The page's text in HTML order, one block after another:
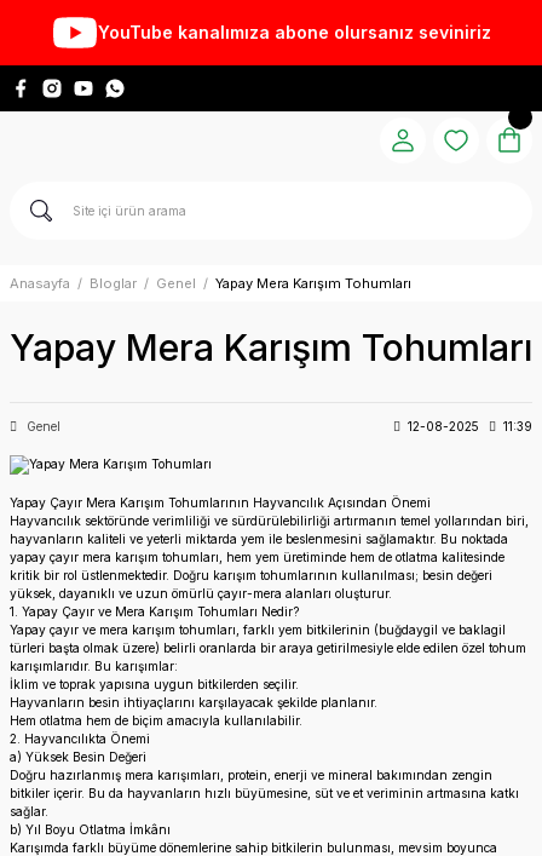
YouTube kanalımıza abone olursanız seviniriz
Anasayfa Bloglar Genel Yapay Mera Karışım Tohumları
Yapay Mera Karışım Tohumları
Genel 12-08-2025 11:39
Yapay Çayır Mera Karışım Tohumlarının Hayvancılık Açısından Önemi
Hayvancılık sektöründe verimliliği ve sürdürülebilirliği artırmanın temel yollarından biri,
hayvanların kaliteli ve yeterli miktarda yem ile beslenmesini sağlamaktır. Bu noktada
yapay çayır mera karışım tohumları, hem yem üretiminde hem de otlatma kalitesinde
kritik bir rol üstlenmektedir. Doğru karışım tohumlarının kullanılması; besin değeri
yüksek, dayanıklı ve uzun ömürlü çayır-mera alanları oluşturur.
1. Yapay Çayır ve Mera Karışım Tohumları Nedir?
Yapay çayır ve mera karışım tohumları, farklı yem bitkilerinin (buğdaygil ve baklagil
türleri başta olmak üzere) belirli oranlarda bir araya getirilmesiyle elde edilen özel tohum
karışımlarıdır. Bu karışımlar:
İklim ve toprak yapısına uygun bitkilerden seçilir.
Hayvanların besin ihtiyaçlarını karşılayacak şekilde planlanır.
Hem otlatma hem de biçim amacıyla kullanılabilir.
2. Hayvancılıkta Önemi
a) Yüksek Besin Değeri
Doğru hazırlanmış mera karışımları, protein, enerji ve mineral bakımından zengin
bitkiler içerir. Bu da hayvanların hızlı büyümesine, süt ve et veriminin artmasına katkı
sağlar.
b) Yıl Boyu Otlatma İmkânı
Karışımda farklı büyüme dönemlerine sahip bitkilerin bulunması, mevsim boyunca